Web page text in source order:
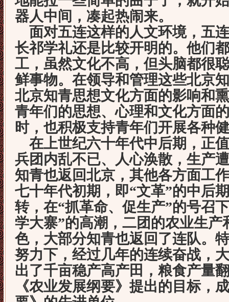
器人中间，凑起热闹来。
面对五连这样的人文环境，五
长祁学礼还是比较开明的。他们
工，虽然文化不高，但头脑都很
鲜事物。在领导和管理这些北京
北京知青思想文化方面的影响和
青年们的思想、心理和文化方面
时，也积极支持青年们开展各种
在上世纪六十年代中后期，正
兵团内乱不已、人心涣散，生产
知青也返回北京，其他各方面工
七十年代初期，即“文革”的中后
转，在“抓革命、促生产”的号召
学大寨”的高潮，二团的农业生产
色，大部分知青也返回了连队。
努力下，经过几年的连续奋战，
出了千亩稳产高产田，粮食产量
《农业发展纲要》提出的目标，